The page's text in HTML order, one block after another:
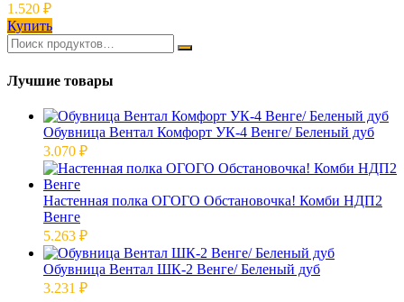
1.520 ₽
Купить
Лучшие товары
Обувница Вентал Комфорт УК-4 Венге/ Беленый дуб
3.070 ₽
Настенная полка ОГОГО Обстановочка! Комби НДП2
Венге
5.263 ₽
Обувница Вентал ШК-2 Венге/ Беленый дуб
3.231 ₽